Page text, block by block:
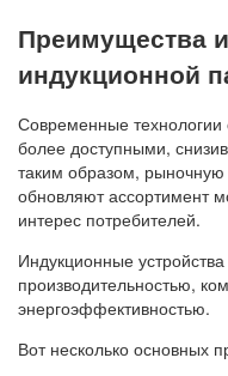
Преимущества
индукционной
Современные
более доступными,
таким образом,
обновляют ассортимент
интерес потребителей.
Индукционные
производительностью,
энергоэффективностью.
Вот несколько основных